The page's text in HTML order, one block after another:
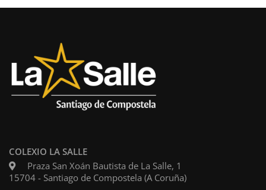
COLEXIO LA SALLE
Praza San Xoán Bautista de La Salle, 1
15704 - Santiago de Compostela (A Coruña)